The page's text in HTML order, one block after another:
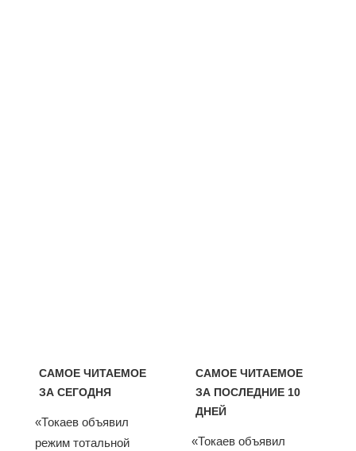
САМОЕ ЧИТАЕМОЕ
ЗА СЕГОДНЯ
«Токаев объявил
режим тотальной
САМОЕ ЧИТАЕМОЕ
ЗА ПОСЛЕДНИЕ 10
ДНЕЙ
«Токаев объявил